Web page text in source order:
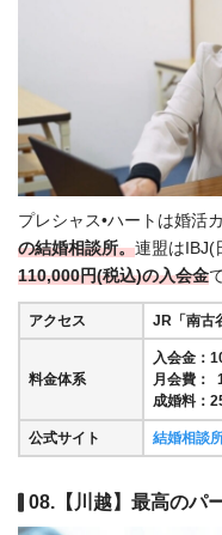
プレシャス•ハートは婚活
の結婚相談所。連盟はIBJ(
110,000円(税込)の入会金
アクセス JR「南古
料金体系
入会金：
月会費：
成婚料：
公式サイト 結婚相談
08.【川越】最高のパ